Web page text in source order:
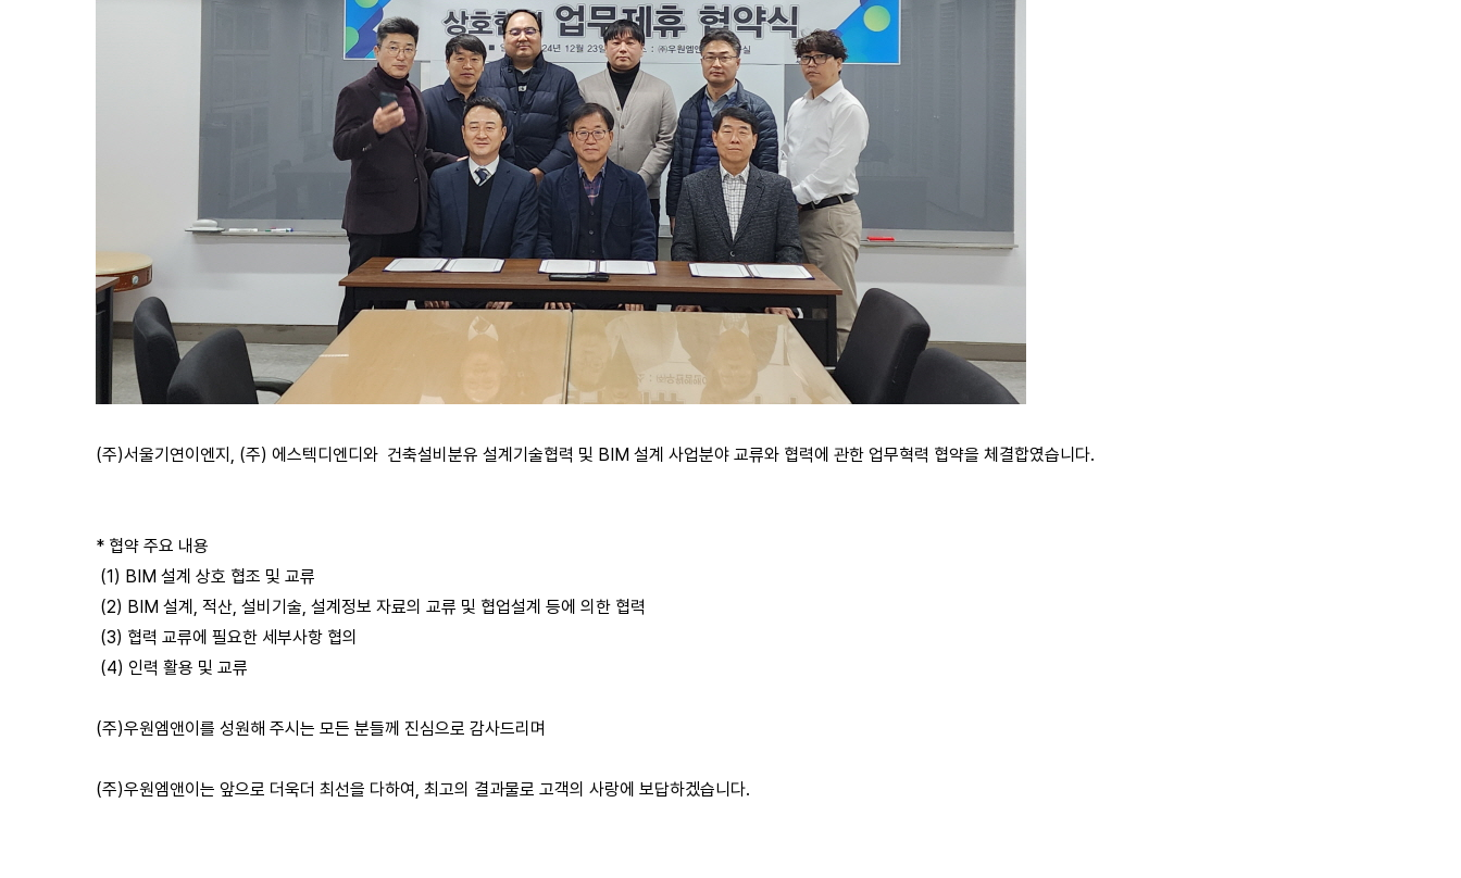
(주)서울기연이엔지, (주) 에스텍디엔디와 건축설비분유 설계기술협력 및 BIM 설계 사업분야 교류와 협력에 관한 업무혁력 협약을 체결합였습니다.
* 협약 주요 내용
(1) BIM 설계 상호 협조 및 교류
(2) BIM 설계, 적산, 설비기술, 설계정보 자료의 교류 및 협업설계 등에 의한 협력
(3) 협력 교류에 필요한 세부사항 협의
(4) 인력 활용 및 교류
(주)우원엠앤이를 성원해 주시는 모든 분들께 진심으로 감사드리며
(주)우원엠앤이는 앞으로 더욱더 최선을 다하여, 최고의 결과물로 고객의 사랑에 보답하겠습니다.